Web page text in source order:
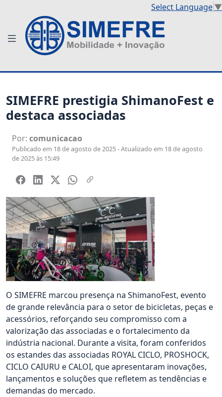
Select Language▼
SIMEFRE prestigia ShimanoFest e
destaca associadas
Por: comunicacao
Publicado em 18 de agosto de 2025 - Atualizado em 18 de agosto
de 2025 às 15:49
O SIMEFRE marcou presença na ShimanoFest, evento
de grande relevância para o setor de bicicletas, peças e
acessórios, reforçando seu compromisso com a
valorização das associadas e o fortalecimento da
indústria nacional. Durante a visita, foram conferidos
os estandes das associadas ROYAL CICLO, PROSHOCK,
CICLO CAIURU e CALOI, que apresentaram inovações,
lançamentos e soluções que refletem as tendências e
demandas do mercado.